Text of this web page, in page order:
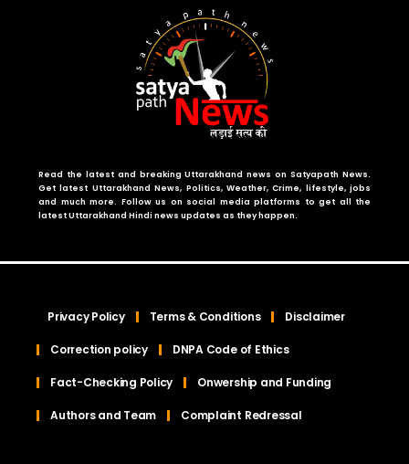
Read the latest and breaking Uttarakhand news on Satyapath News.
Get latest Uttarakhand News, Politics, Weather, Crime, lifestyle, jobs
and much more. Follow us on social media platforms to get all the
latest Uttarakhand Hindi news updates as they happen.
Privacy Policy Terms & Conditions Disclaimer
Correction policy DNPA Code of Ethics
Fact-Checking Policy Onwership and Funding
Authors and Team Complaint Redressal